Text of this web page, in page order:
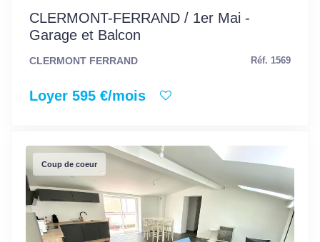
CLERMONT-FERRAND / 1er Mai -
Garage et Balcon
CLERMONT FERRAND Réf. 1569
Loyer 595 €/mois
Coup de coeur